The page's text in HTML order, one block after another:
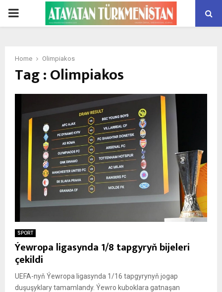
PRIMARY
Home Olimpiakos
Tag : Olimpiakos
SPORT
Ýewropa ligasynda 1/8 tapgyryň bijeleri
çekildi
UEFA-nyň Ýewropa ligasynda 1/16 tapgyrynyň jogap
duşuşyklary tamamlandy. Ýewro kuboklara gatnaşan